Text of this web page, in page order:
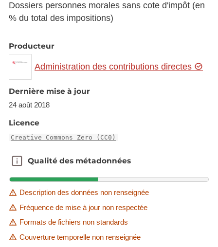
Dossiers personnes morales sans cote d'impôt (en
% du total des impositions)
Producteur
Administration des contributions directes
Dernière mise à jour
24 août 2018
Licence
Creative Commons Zero (CC0)
Qualité des métadonnées
Qualité des métadonnées
Description des données non renseignée
Fréquence de mise à jour non respectée
Formats de fichiers non standards
Couverture temporelle non renseignée